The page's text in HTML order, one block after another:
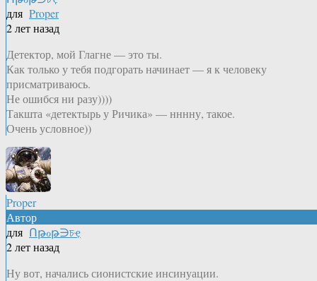
для Proper
2 лет назад
Детектор, мой Глагне — это ты.
Как только у тебя подгорать начинает — я к человеку
присматриваюсь.
Не ошибся ни разу))))
Такшта «детектырь у Ричика» — нннну, такое.
Очень условное))
Proper
Автор
для Ոթℴթ∋চҿ
2 лет назад
Ну вот, начались сионистские инсинуации.